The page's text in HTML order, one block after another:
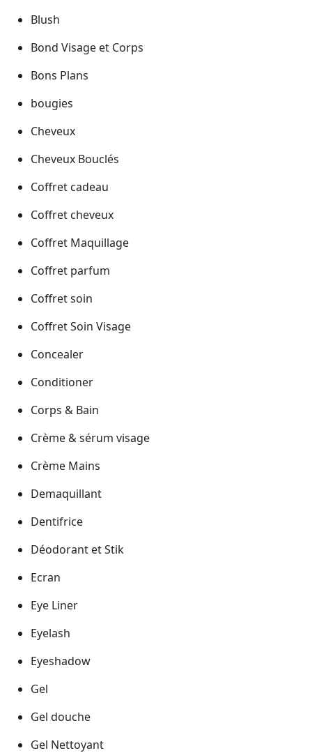
Blush
Bond Visage et Corps
Bons Plans
bougies
Cheveux
Cheveux Bouclés
Coffret cadeau
Coffret cheveux
Coffret Maquillage
Coffret parfum
Coffret soin
Coffret Soin Visage
Concealer
Conditioner
Corps & Bain
Crème & sérum visage
Crème Mains
Demaquillant
Dentifrice
Déodorant et Stik
Ecran
Eye Liner
Eyelash
Eyeshadow
Gel
Gel douche
Gel Nettoyant